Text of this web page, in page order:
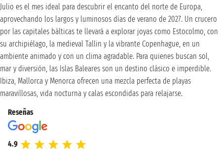
Julio es el mes ideal para descubrir el encanto del norte de Europa,
aprovechando los largos y luminosos días de verano de 2027. Un crucero
por las capitales bálticas te llevará a explorar joyas como Estocolmo, con
su archipiélago, la medieval Tallin y la vibrante Copenhague, en un
ambiente animado y con un clima agradable. Para quienes buscan sol,
mar y diversión, las Islas Baleares son un destino clásico e imperdible.
Ibiza, Mallorca y Menorca ofrecen una mezcla perfecta de playas
maravillosas, vida nocturna y calas escondidas para relajarse.
Reseñas
4.9